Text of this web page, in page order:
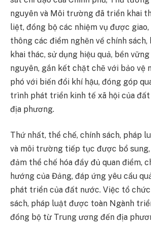
nguyên và Môi trường đã triển khai
liệt, đồng bộ các nhiệm vụ được
thông các điểm nghẽn về chính sách,
khai thác, sử dụng hiệu quả, bền
nguyên, gắn kết chặt chẽ với bảo vệ
phó với biến đổi khí hậu, đóng góp
trình phát triển kinh tế xã hội của
địa phương.
Thứ nhất, thể chế, chính sách, pháp
và môi trường tiếp tục được bổ sung,
đảm thể chế hóa đầy đủ quan điểm,
hướng của Đảng, đáp ứng yêu cầu
phát triển của đất nước. Việc tổ
sách, pháp luật được toàn Ngành
đồng bộ từ Trung ương đến địa